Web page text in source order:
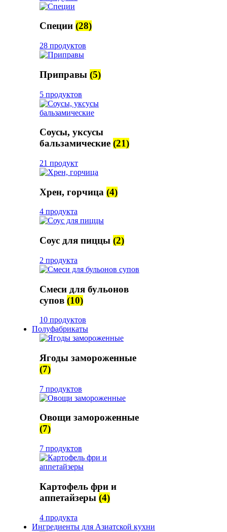
Специи (28)
28 продуктов
Приправы (5)
5 продуктов
Соусы, уксусы
бальзамические (21)
21 продукт
Хрен, горчица (4)
4 продукта
Соус для пиццы (2)
2 продукта
Смеси для бульонов
супов (10)
10 продуктов
Полуфабрикаты
Ягоды замороженные
(7)
7 продуктов
Овощи замороженные
(7)
7 продуктов
Картофель фри и
аппетайзеры (4)
4 продукта
Ингредиенты для Азиатской кухни